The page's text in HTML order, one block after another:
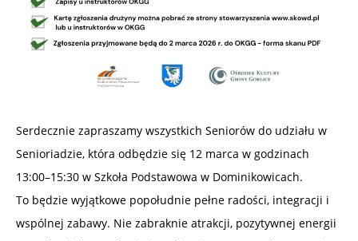
Serdecznie zapraszamy wszystkich Seniorów do udziału w
Senioriadzie, która odbędzie się 12 marca w godzinach
13:00–15:30 w Szkoła Podstawowa w Dominikowicach.
To będzie wyjątkowe popołudnie pełne radości, integracji i
wspólnej zabawy. Nie zabraknie atrakcji, pozytywnej energii